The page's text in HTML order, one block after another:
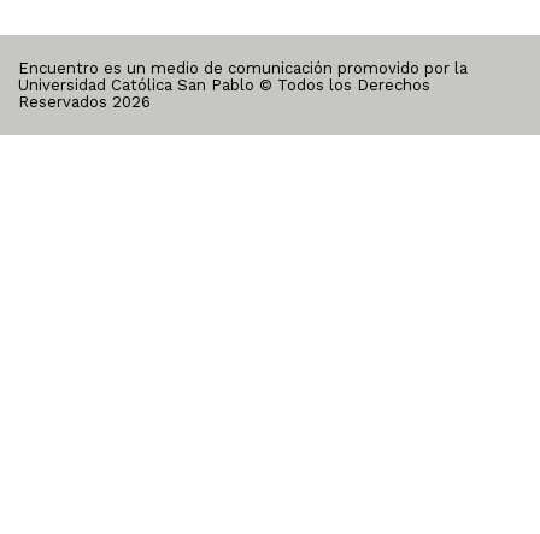
Encuentro es un medio de comunicación promovido por la
Universidad Católica San Pablo © Todos los Derechos
Reservados 2026